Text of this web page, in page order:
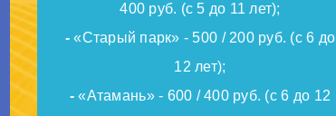
400 руб. (с 5 до 11 лет);
-«Старый парк» - 500 / 200 руб. (с 6 до
12 лет);
-«Атамань» - 600 / 400 руб. (с 6 до 12